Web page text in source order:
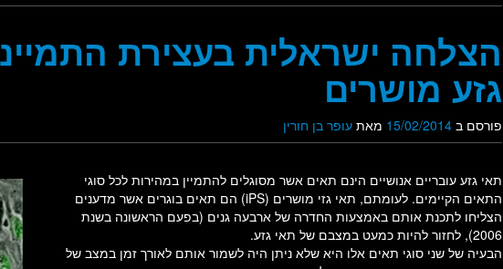
הצלחה ישראלית בעצירת
גזע מושרים
פורסם ב 15/02/2014 מאת עופר בן חורין
תאי גזע עובריים אנושיים הינם תאים אשר מסוגלים להתמיין במהירות לכל סוגי
התאים הקיימים. לעומתם, תאי גזי מושרים (iPS) הם תאים בוגרים אשר מדענים
הצליחו לתכנת אותם באמצעות החדרה של ארבעה גנים (בפעם הראשונה בשנת
2006), לחזור להיות כמעט במצבם של תאי גזע.
הבעיה של שני סוגי תאים אלו היא שלא ניתן היה לשמור אותם לאורך זמן במצב של